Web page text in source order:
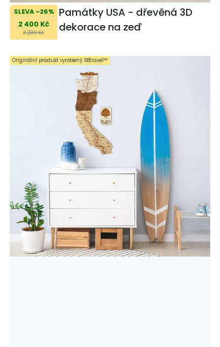
SLEVA -26%
2 400 Kč
3 230 Kč
Památky USA - dřevěná 3D
dekorace na zeď
Originální produkt vyrobený 68travel™️